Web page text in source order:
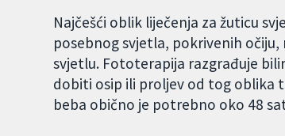
Najčešći oblik liječenja za žuticu
posebnog svjetla, pokrivenih
svjetlu. Fototerapija razgrađuje
dobiti osip ili proljev od tog oblika
beba obično je potrebno oko 48